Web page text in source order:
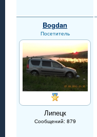
Bogdan
Посетитель
Липецк
Сообщений: 879